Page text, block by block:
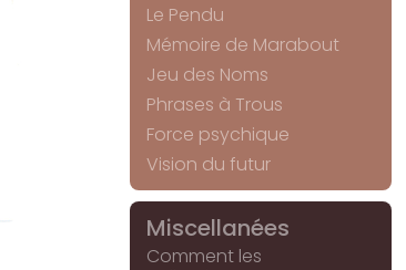
Le Pendu
Mémoire de Marabout
Jeu des Noms
Phrases à Trous
Force psychique
Vision du futur
Miscellanées
Comment les